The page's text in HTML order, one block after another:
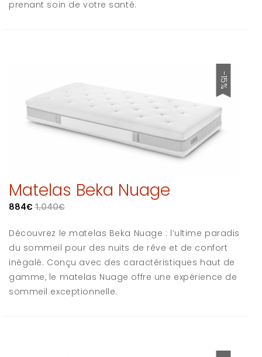
prenant soin de votre santé.
-15%
Matelas Beka Nuage
884€ 1,040€
Découvrez le matelas Beka Nuage : l’ultime paradis
du sommeil pour des nuits de rêve et de confort
inégalé. Conçu avec des caractéristiques haut de
gamme, le matelas Nuage offre une expérience de
sommeil exceptionnelle.